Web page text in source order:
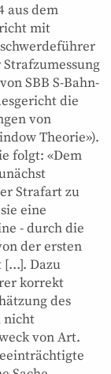
aus dem
mit
SBB S-Bahn-
die
von
Theorie»).
folgt: «Dem
Strafart zu
eine
- durch die
der ersten
[…]. Dazu
korrekt
des
nicht
von Art.